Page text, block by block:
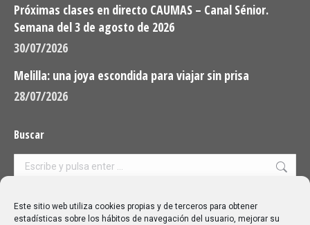
Este sitio web utiliza cookies propias y de terceros para obtener
estadísticas sobre los hábitos de navegación del usuario, mejorar su
Próximas clases en directo CAUMAS – Canal Sénior.
Semana del 3 de agosto de 2026
30/07/2026
Melilla: una joya escondida para viajar sin prisa
28/07/2026
Buscar
Buscar:
Aviso Legal|Política de privacidad|Política de cookies